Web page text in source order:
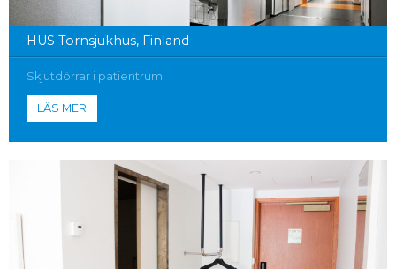
HUS Tornsjukhus, Finland
Skjutdörrar i patientrum
LÄS MER